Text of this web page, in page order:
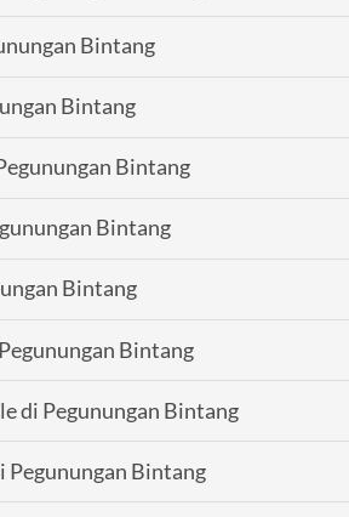
Bintang
Bintang
Bintang
Bintang
Bintang
Bintang
di Pegunungan Bintang
Pegunungan Bintang